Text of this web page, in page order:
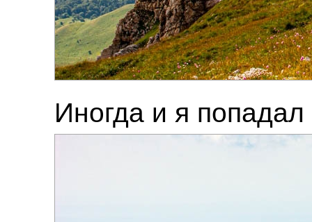
Иногда и я попадал